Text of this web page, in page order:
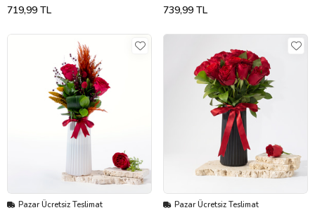
719,99 TL 739,99 TL
Pazar Ücretsiz Teslimat Pazar Ücretsiz Teslimat